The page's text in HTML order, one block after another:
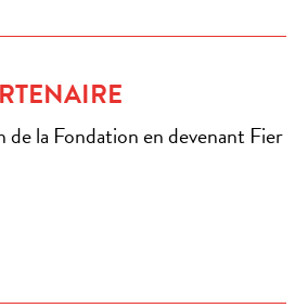
de la Fondation en devenant Fier